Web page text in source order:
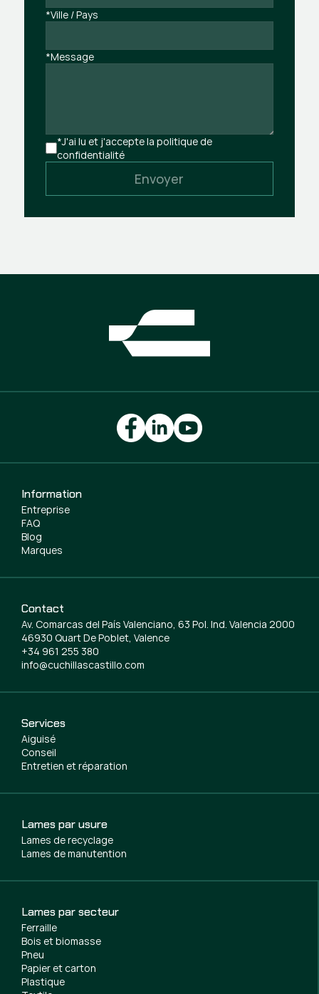
*Ville / Pays
*Message
*J'ai lu et j'accepte la politique de
confidentialité
Envoyer
Services
Aiguisé
Conseil
Entretien et réparation
Lames par usure
Lames de recyclage
Lames de manutention
Lames par secteur
Ferraille
Bois et biomasse
Pneu
Papier et carton
Plastique
Information
Entreprise
FAQ
Blog
Marques
Contact
Av. Comarcas del País Valenciano, 63 Pol. Ind. Valencia 2000
46930 Quart De Poblet, Valence
+34 961 255 380
info@cuchillascastillo.com